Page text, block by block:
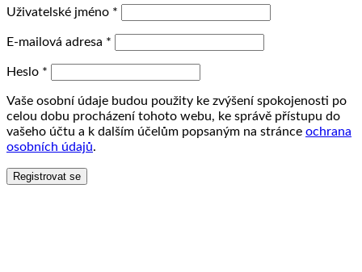
Uživatelské jméno *
E-mailová adresa *
Heslo *
Vaše osobní údaje budou použity ke zvýšení spokojenosti po
celou dobu procházení tohoto webu, ke správě přístupu do
vašeho účtu a k dalším účelům popsaným na stránce ochrana
osobních údajů.
Registrovat se